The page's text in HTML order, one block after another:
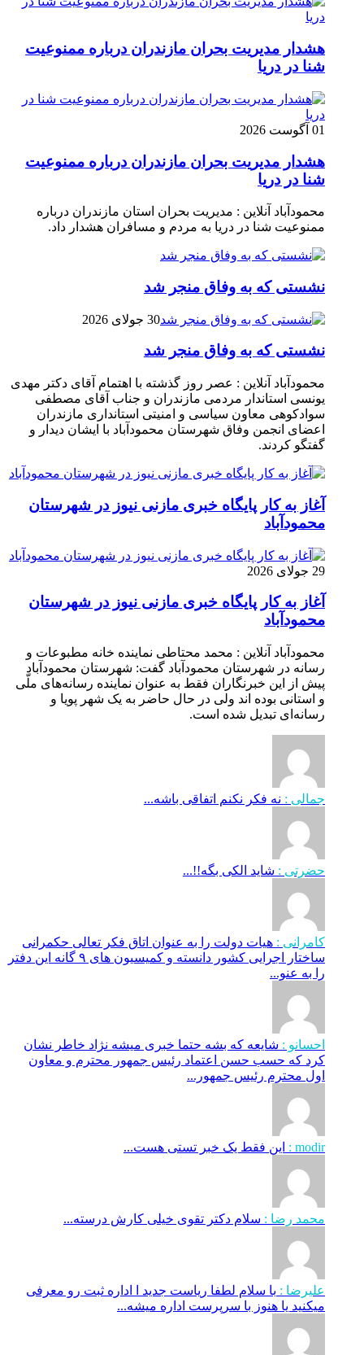
هشدار مدیریت بحران مازندران درباره ممنوعیت
شنا در دریا
01 آگوست 2026
هشدار مدیریت بحران مازندران درباره ممنوعیت
شنا در دریا
محمودآباد آنلاین : مدیریت بحران استان مازندران درباره
ممنوعیت شنا در دریا به مردم و مسافران هشدار داد.
نشستی که به وفاق منجر شد
30 جولای 2026
نشستی که به وفاق منجر شد
محمودآباد آنلاین : عصر روز گذشته با اهتمام آقای دکتر مهدی
یونسی استاندار مردمی مازندران و جناب آقای مصطفی
سوادکوهی معاون سیاسی و امنیتی استانداری مازندران
اعضای انجمن وفاق شهرستان محمودآباد با ایشان دیدار و
گفتگو کردند.
آغاز به کار پایگاه خبری مازنی نیوز در شهرستان
محمودآباد
29 جولای 2026
آغاز به کار پایگاه خبری مازنی نیوز در شهرستان
محمودآباد
محمودآباد آنلاین : محمد محتاطی نماینده خانه مطبوعات و
رسانه در شهرستان محمودآباد گفت: شهرستان محمودآباد
پیش از این خبرنگاران فقط به عنوان نماینده رسانه‌های ملّی
و استانی بوده اند ولی در حال حاضر به یک شهر پویا و
رسانه‌ای تبدیل شده است.
جمالی : نه فکر نکنم اتفاقی باشه...
حضرتی : شاید الکی بگه!!...
کامرانی : هیات دولت را به عنوان اتاق فکر تعالی حکمرانی
ساختار اجرایی کشور دانسته و کمیسیون های ۹ گانه این دفتر
را به عنو...
احسانو : شایعه که بشه حتما خبری میشه نژاد خاطر نشان
کرد که حسب حسن اعتماد رئیس جمهور محترم و معاون
اول محترم رئیس جمهور...
modir : این فقط یک خبر تستی هست...
محمد رضا : سلام دکتر تقوی خیلی کارش درسته...
علیرضا : با سلام لطفا ریاست جدید ا اداره ثبت‌ رو معرفی
میکنید یا هنوز با سرپرست اداره‌ میشه...